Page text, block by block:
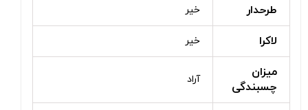
طرحدار خیر
لاکرا خیر
میزان
چسبندگی
آراد